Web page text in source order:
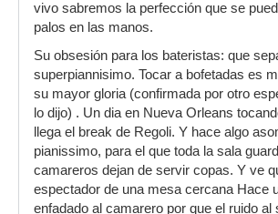
vivo sabremos la perfección que se
palos en las manos.
Su obsesión para los bateristas: que
superpiannisimo. Tocar a bofetadas es
su mayor gloria (confirmada por otro
lo dijo) . Un dia en Nueva Orleans
llega el break de Regoli. Y hace algo
pianissimo, para el que toda la sala
camareros dejan de servir copas. Y ve
espectador de una mesa cercana Hace
enfadado al camarero por que el ruido al